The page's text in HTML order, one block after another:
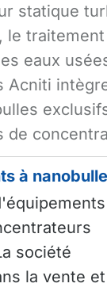
statique
le
eaux
Acniti
de
à
société
la vente et